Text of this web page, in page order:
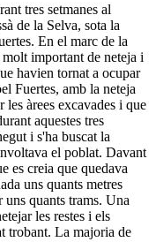
tres setmanes al
de la Selva, sota la
En el marc de la
important de neteja i
havien tornat a ocupar
Fuertes, amb la neteja
àrees excavades i que
aquestes tres
i s'ha buscat la
el poblat. Davant
es creia que quedava
uns quants metres
uns quants trams. Una
les restes i els
trobant. La majoria de